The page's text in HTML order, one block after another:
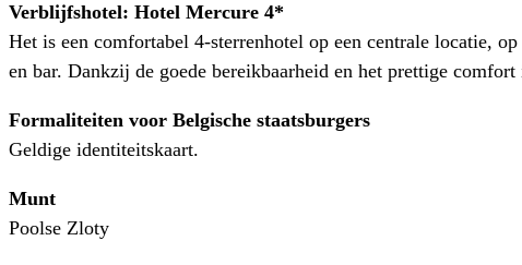
Verblijfshotel: Hotel Mercure 4*
Het is een comfortabel 4-sterrenhotel op een centrale locatie,
en bar. Dankzij de goede bereikbaarheid en het prettige
Formaliteiten voor Belgische staatsburgers
Geldige identiteitskaart.
Munt
Poolse Zloty